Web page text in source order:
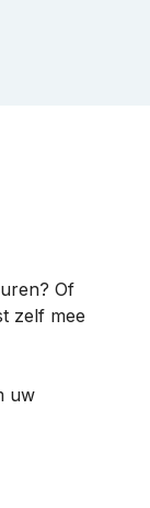
Of
zelf mee
uw